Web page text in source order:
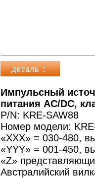
деталь：
Импульсный
питания AC/DC,
P/N: KRE-SAW88
Номер модели:
«XXX» = 030-480,
«YYY» = 001-450,
«Z»
Австралийский